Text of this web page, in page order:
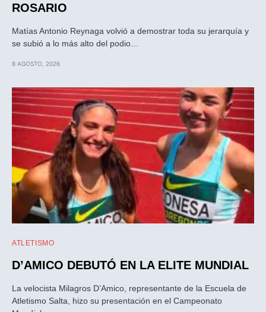
ROSARIO
Matías Antonio Reynaga volvió a demostrar toda su jerarquía y
se subió a lo más alto del podio…
8 AGOSTO, 2026
ATLETISMO
D’AMICO DEBUTÓ EN LA ELITE MUNDIAL
La velocista Milagros D’Amico, representante de la Escuela de
Atletismo Salta, hizo su presentación en el Campeonato